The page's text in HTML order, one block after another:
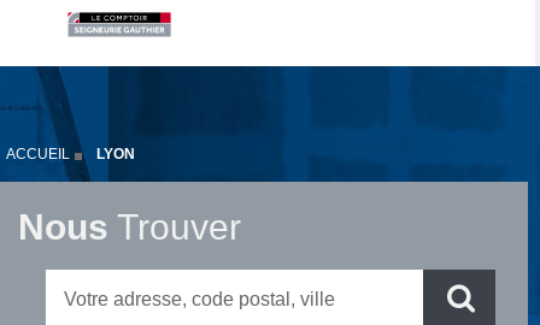
ACCUEIL LYON
Nous Trouver